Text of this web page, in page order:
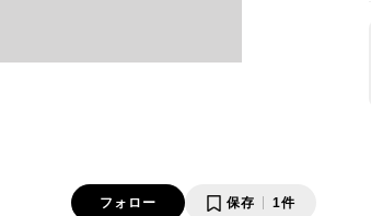
フォロー 保存 1件